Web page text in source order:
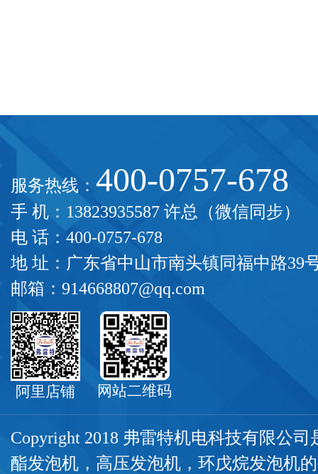
服务热线： 400-0757-678
手 机：13823935587 许总（微信同步）
电 话：400-0757-678
地 址：广东省中山市南头镇同福中路39
邮箱：914668807@qq.com
阿里店铺 网站二维码
Copyright 2018 弗雷特机电科技有限公司
酯发泡机 ， 高压发泡机 ，环戊烷发泡机